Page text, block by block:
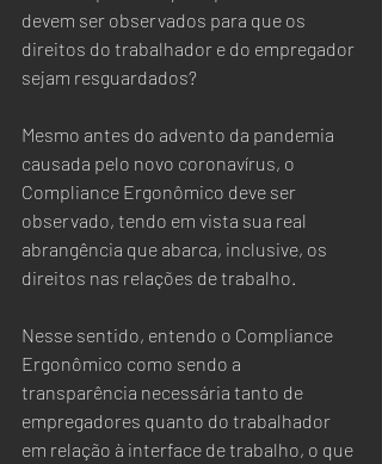
devem ser observados para que os
direitos do trabalhador e do empregador
sejam resguardados?
Mesmo antes do advento da pandemia
causada pelo novo coronavírus, o
Compliance Ergonômico deve ser
observado, tendo em vista sua real
abrangência que abarca, inclusive, os
direitos nas relações de trabalho.
Nesse sentido, entendo o Compliance
Ergonômico como sendo a
transparência necessária tanto de
empregadores quanto do trabalhador
em relação à interface de trabalho, o que